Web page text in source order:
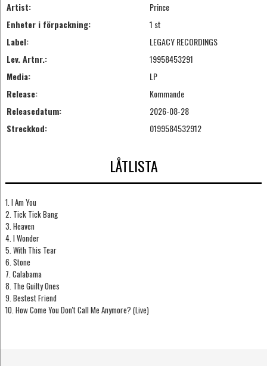
Artist:
Prince
Enheter i förpackning:
1 st
Label:
LEGACY RECORDINGS
Lev. Artnr.:
19958453291
Media:
LP
Release:
Kommande
Releasedatum:
2026-08-28
Streckkod:
0199584532912
LÅTLISTA
1. I Am You
2. Tick Tick Bang
3. Heaven
4. I Wonder
5. With This Tear
6. Stone
7. Calabama
8. The Guilty Ones
9. Bestest Friend
10. How Come You Don't Call Me Anymore? (Live)